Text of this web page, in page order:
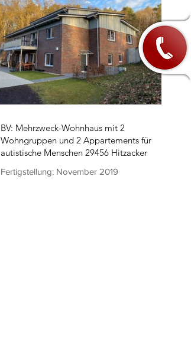
BV: Mehrzweck-Wohnhaus mit 2
Wohngruppen und 2 Appartements für
autistische Menschen 29456 Hitzacker
Fertigstellung: November 2019